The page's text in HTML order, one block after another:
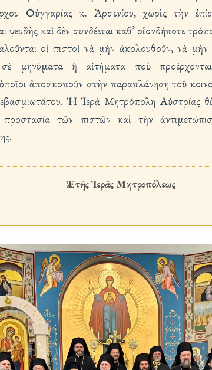
Οὐγγαρίας κ. Ἀρσενίου, χωρὶς τὴν
ψευδὴς καὶ δὲν συνδέεται καθ’ οἱονδήποτε
οἱ πιστοὶ νὰ μὴν ἀκολουθοῦν, νὰ μὴν
σὲ μηνύματα ἢ αἰτήματα ποὺ
ἀποσκοποῦν στὴν παραπλάνηση τοῦ
Ἡ Ἱερὰ Μητρόπολη Αὐστρίας
προστασία τῶν πιστῶν καὶ τὴν
Ἐκ τῆς Ἱερᾶς Μητροπόλεως